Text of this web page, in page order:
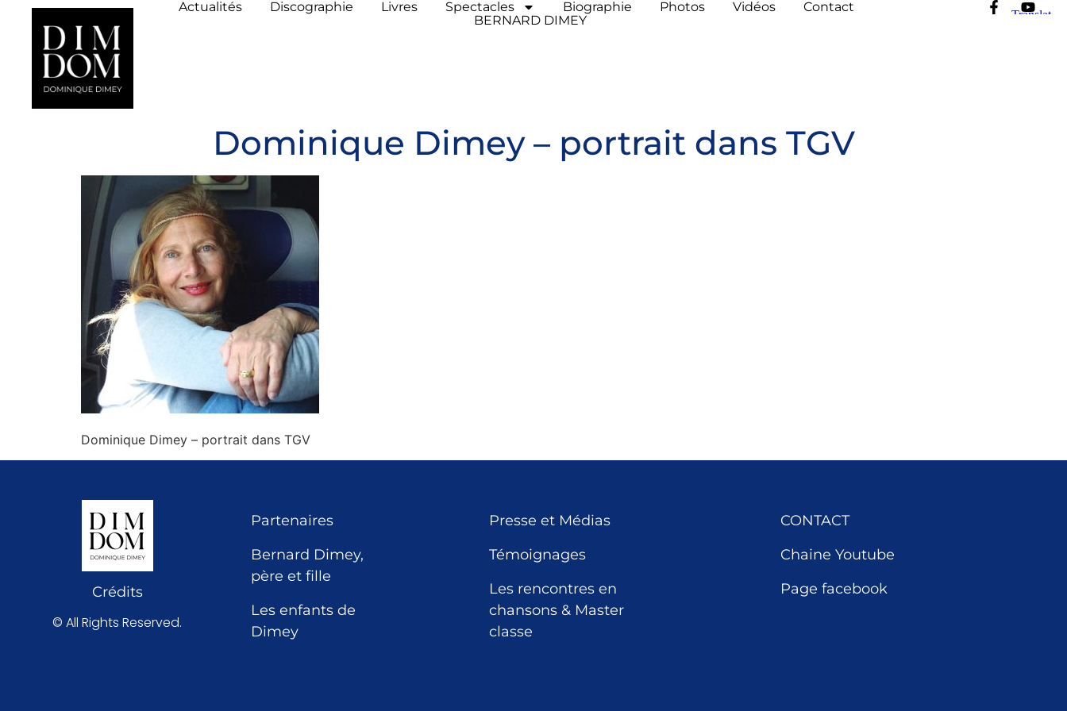
Actualités Discographie Livres Spectacles Biographie Photos Vidéos
Contact
BERNARD DIMEY
Dominique Dimey – portrait dans TGV
Dominique Dimey – portrait dans TGV
Crédits
© All Rights Reserved.
Partenaires
Bernard Dimey,
père et fille
Les enfants de
Dimey
Presse et Médias
Témoignages
Les rencontres en
chansons & Master
classe
CONTACT
Chaine Youtube
Page facebook